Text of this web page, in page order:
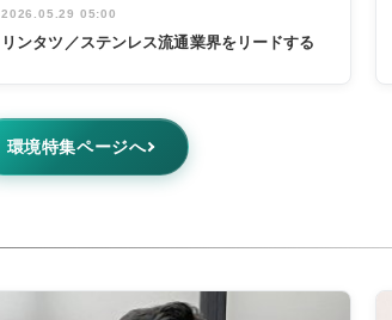
2026.05.29 05:00
リンタツ／ステンレス流通業界をリードする
環境特集ページへ